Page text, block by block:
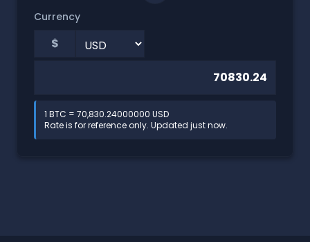
Currency
$
1 BTC = 70,830.24000000 USD
Rate is for reference only. Updated just now.